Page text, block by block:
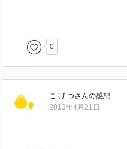
女を護るメイド達を主人
イドとマッチョなマンガ。
入り、敵は主人公・なえ
0
こ げ つさんの感想
2013年4月21日